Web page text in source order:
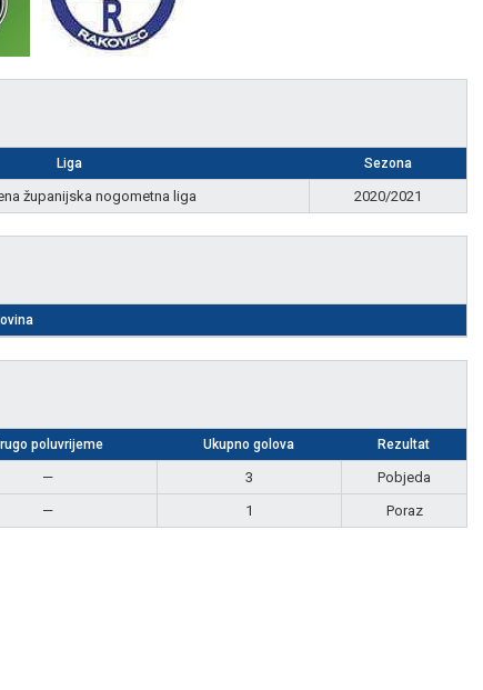
Liga Sezona
županijska nogometna liga 2020/2021
poluvrijeme Ukupno golova Rezultat
— 3
Pobjeda
— 1 Poraz